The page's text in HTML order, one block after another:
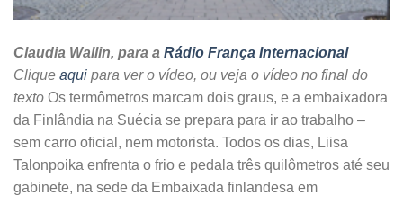
Claudia Wallin, para a Rádio França Internacional
Clique aqui para ver o vídeo, ou veja o vídeo no final do
texto Os termômetros marcam dois graus, e a embaixadora
da Finlândia na Suécia se prepara para ir ao trabalho –
sem carro oficial, nem motorista. Todos os dias, Liisa
Talonpoika enfrenta o frio e pedala três quilômetros até seu
gabinete, na sede da Embaixada finlandesa em